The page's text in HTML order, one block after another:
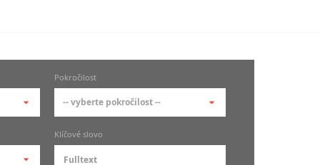
Pokročilost
-- vyberte pokročilost --
-- vyberte pokročilost --
Klíčové slovo